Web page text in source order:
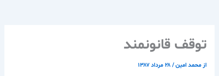
توقف قانونمند
از محمد امین/۲۸ مرداد ۱۳۸۷